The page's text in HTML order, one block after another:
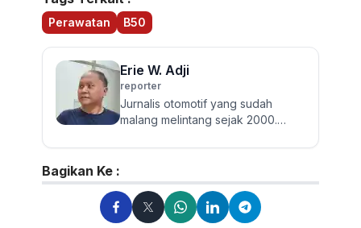
Perawatan B50
Erie W. Adji
reporter
Jurnalis otomotif yang sudah
malang melintang sejak 2000.
seputar roda empat dari mobil
Bagikan Ke :